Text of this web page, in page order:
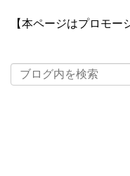
【本ページはプロモー